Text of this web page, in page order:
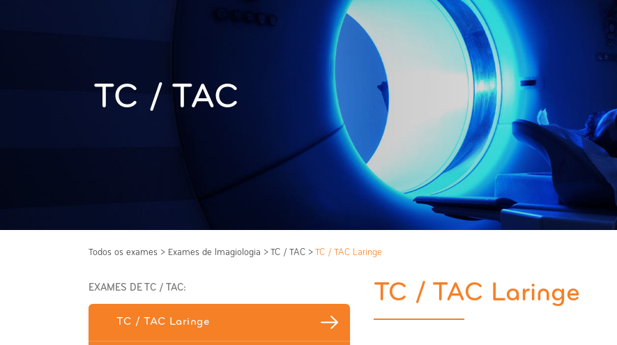
TC / TAC
Todos os exames > Exames de Imagiologia > TC / TAC > TC / TAC Laringe
EXAMES DE TC / TAC:
TC / TAC Laringe
TC / TAC Laringe